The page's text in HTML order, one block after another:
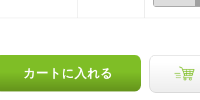
カートに入れる